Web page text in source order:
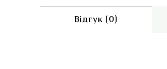
Відгук (0)